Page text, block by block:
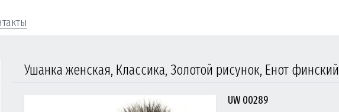
Ушанка женская, Классика, Золотой рисунок, Енот финский
UW 00289